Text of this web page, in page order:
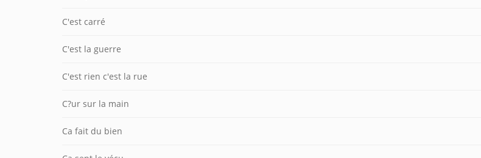
C'est carré
C'est la guerre
C'est rien c'est la rue
C?ur sur la main
Ca fait du bien